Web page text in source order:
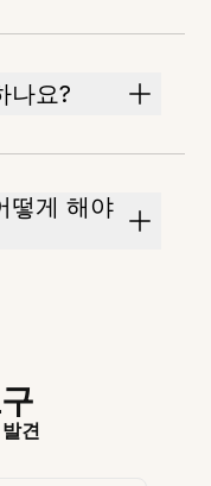
나요?
떻게 해야
견